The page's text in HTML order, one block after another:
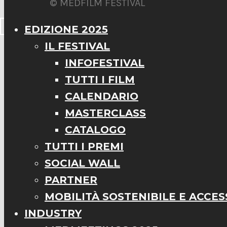
© MEDFILM FESTIVAL
EDIZIONE 2025
IL FESTIVAL
INFOFESTIVAL
TUTTI I FILM
CALENDARIO
MASTERCLASS
CATALOGO
TUTTI I PREMI
SOCIAL WALL
PARTNER
MOBILITÀ SOSTENIBILE E
INDUSTRY